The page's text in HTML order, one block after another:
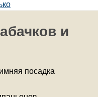
и
посадка